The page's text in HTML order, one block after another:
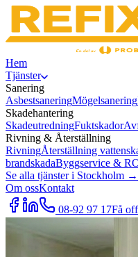
Hem
Tjänster
Sanering
AsbestsaneringMögelsanering
Skadehantering
SkadeutredningFuktskador
Rivning & Återställning
RivningÅterställning
brandskadaByggservice &
Se alla tjänster i Stockholm →
Om ossKontakt
08-92 97 17Få